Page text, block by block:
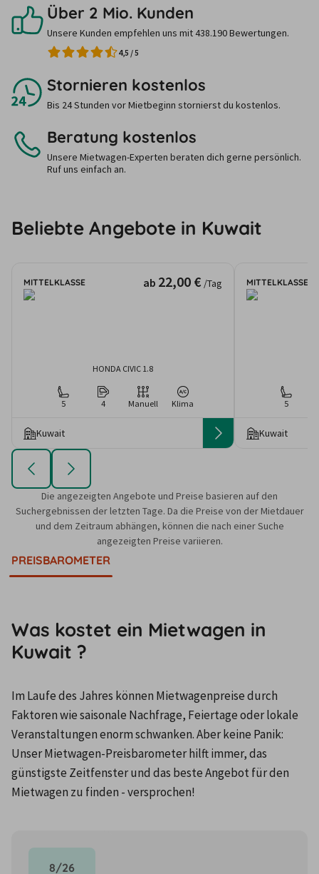
Über 2 Mio. Kunden
Unsere Kunden empfehlen uns mit 438.190 Bewertungen.
4,5 /5
Stornieren kostenlos
Bis 24 Stunden vor Mietbeginn stornierst du kostenlos.
Beratung kostenlos
Unsere Mietwagen-Experten beraten dich gerne persönlich.
Ruf uns einfach an.
Beliebte Angebote in Kuwait
MITTELKLASSE ab 22,00 € /Tag
HONDA CIVIC 1.8
5 4 Manuell Klima
Kuwait
MITTELKLASSE
5
Kuwait
Die angezeigten Angebote und Preise basieren auf den
Suchergebnissen der letzten Tage. Da die Preise von der Mietdauer
und dem Zeitraum abhängen, können die nach einer Suche
angezeigten Preise variieren.
PREISBAROMETER
Was kostet ein Mietwagen in
Kuwait ?
Im Laufe des Jahres können Mietwagenpreise durch
Faktoren wie saisonale Nachfrage, Feiertage oder lokale
Veranstaltungen enorm schwanken. Aber keine Panik:
Unser Mietwagen-Preisbarometer hilft immer, das
günstigste Zeitfenster und das beste Angebot für den
Mietwagen zu finden - versprochen!
8/26